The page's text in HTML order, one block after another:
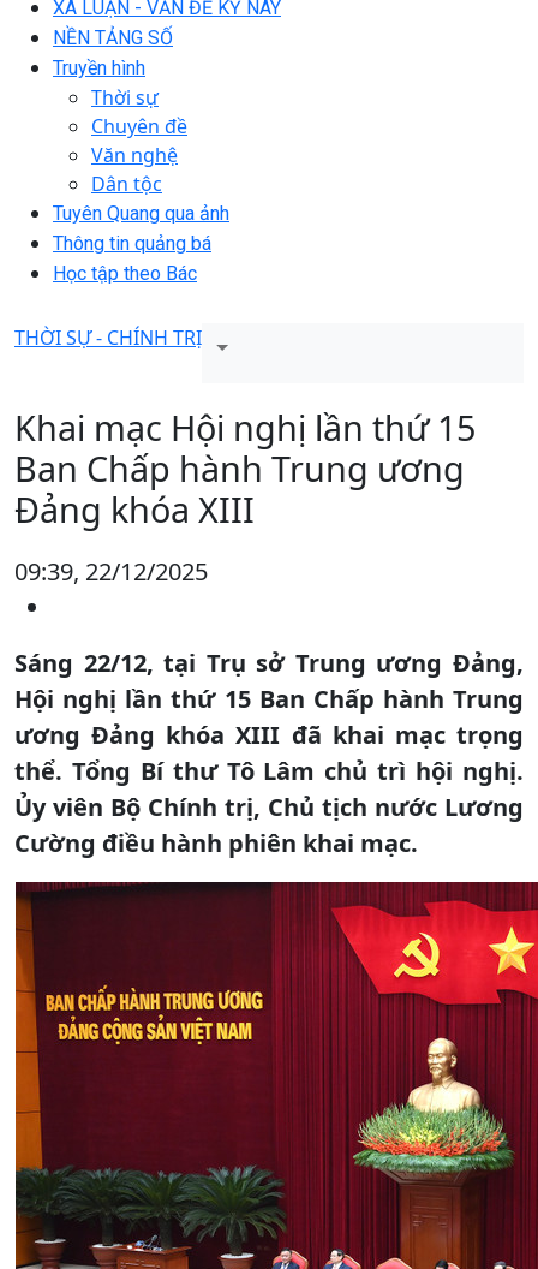
XÃ LUẬN - VẤN ĐỀ KỲ NÀY
NỀN TẢNG SỐ
Truyền hình
Thời sự
Chuyên đề
Văn nghệ
Dân tộc
Tuyên Quang qua ảnh
Thông tin quảng bá
Học tập theo Bác
THỜI SỰ - CHÍNH TRỊ
Khai mạc Hội nghị lần thứ 15
Ban Chấp hành Trung ương
Đảng khóa XIII
09:39, 22/12/2025
Sáng 22/12, tại Trụ sở Trung ương Đảng,
Hội nghị lần thứ 15 Ban Chấp hành Trung
ương Đảng khóa XIII đã khai mạc trọng
thể. Tổng Bí thư Tô Lâm chủ trì hội nghị.
Ủy viên Bộ Chính trị, Chủ tịch nước Lương
Cường điều hành phiên khai mạc.